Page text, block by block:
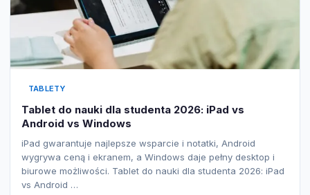
TABLETY
Tablet do nauki dla studenta 2026: iPad vs
Android vs Windows
iPad gwarantuje najlepsze wsparcie i notatki, Android
wygrywa ceną i ekranem, a Windows daje pełny desktop i
biurowe możliwości. Tablet do nauki dla studenta 2026: iPad
vs Android …